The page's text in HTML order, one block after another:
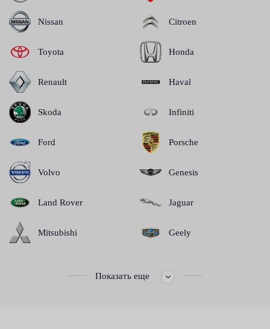
Nissan
Toyota
Renault
Skoda
Ford
Volvo
Land Rover
Mitsubishi
Citroen
Honda
Haval
Infiniti
Porsche
Genesis
Jaguar
Geely
Показать еще